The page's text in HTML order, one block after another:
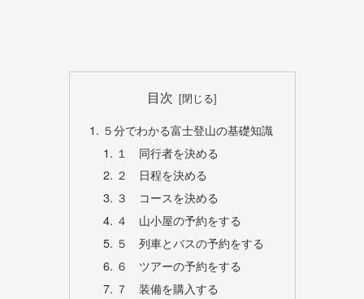
目次
５分でわかる富士登山の基礎知識
１ 同行者を決める
２ 日程を決める
３ コースを決める
４ 山小屋の予約をする
５ 列車とバスの予約をする
６ ツアーの予約をする
７ 装備を購入する